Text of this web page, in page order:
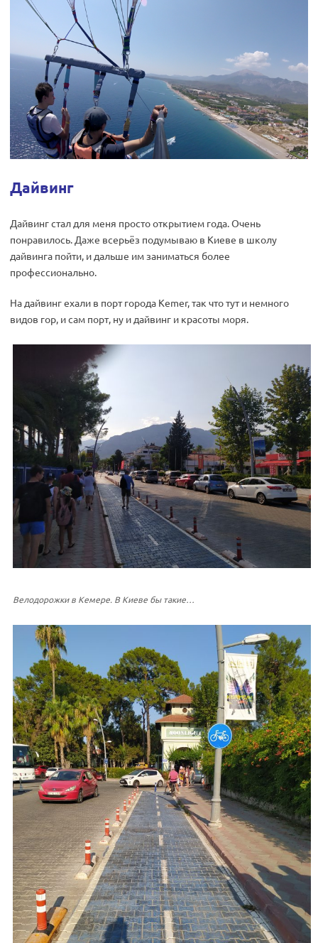
Дайвинг
Дайвинг стал для меня просто открытием года. Очень
понравилось. Даже всерьёз подумываю в Киеве в школу
дайвинга пойти, и дальше им заниматься более
профессионально.
На дайвинг ехали в порт города Kemer, так что тут и немного
видов гор, и сам порт, ну и дайвинг и красоты моря.
Велодорожки в Кемере. В Киеве бы такие…